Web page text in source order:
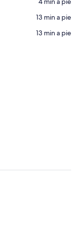
‪13 min a pie‬
‪13 min a pie‬